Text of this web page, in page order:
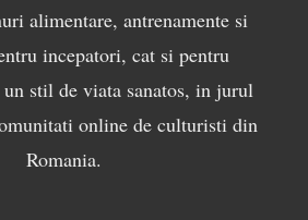
alimentare, antrenamente si
incepatori, cat si pentru
stil de viata sanatos, in jurul
online de culturisti din
Romania.